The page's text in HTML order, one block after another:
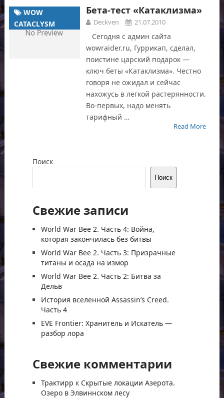
WOW
CATACLYSM
Бета-тест «Катаклизма»
Deckven 21.07.2010
Сегодня с админ сайта
wowraider.ru, Гуррикап, сделал,
поистине царский подарок —
ключ беты «Катаклизма». Честно
говоря не ожидал и сейчас
нахожусь в легкой растерянности.
Во-первых, надо менять
тарифный …
Read More
Поиск
Поиск
Свежие записи
World War Bee 2. Часть 4: Война,
которая закончилась без битвы
World War Bee 2. Часть 3: Призрачные
титаны и осада на измор
World War Bee 2. Часть 2: Битва за
Дельв
История вселенной Assassin’s Creed.
Часть 4
EVE Frontier: Хранитель и Искатель —
разбор лора
Свежие комментарии
Трактирр к Скрытые локации Азерота.
Озеро в Элвиннском лесу